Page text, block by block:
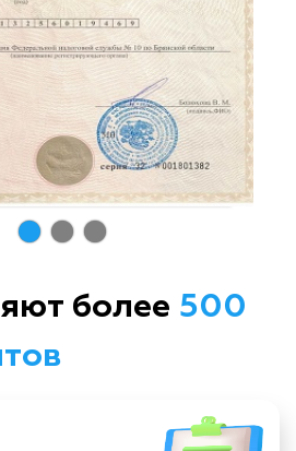
более 500